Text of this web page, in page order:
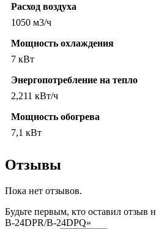
Расход воздуха
1050 м3/ч
Мощность охлаждения
7 кВт
Энергопотребление на тепло
2,211 кВт/ч
Мощность обогрева
7,1 кВт
Отзывы
Пока нет отзывов.
Будьте первым, кто оставил отзыв
B-24DPR/B-24DPQ»